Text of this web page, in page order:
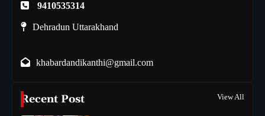
9410535314
Dehradun Uttarakhand
khabardandikanthi@gmail.com
Recent Post View All